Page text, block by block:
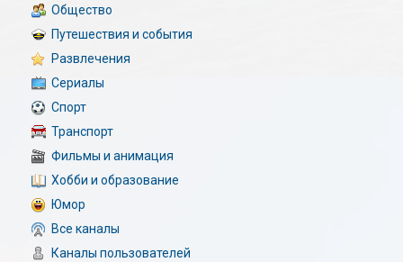
Общество
Путешествия и события
Развлечения
Сериалы
Спорт
Транспорт
Фильмы и анимация
Хобби и образование
Юмор
Все каналы
Каналы пользователей